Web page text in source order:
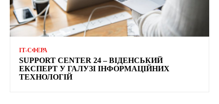
ІТ-СФЕРА
SUPPORT CENTER 24 – ВІДЕНСЬКИЙ
ЕКСПЕРТ У ГАЛУЗІ ІНФОРМАЦІЙНИХ
ТЕХНОЛОГІЙ